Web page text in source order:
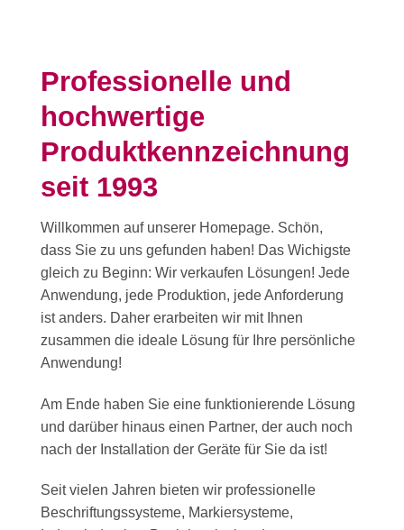
Professionelle und
hochwertige
Produktkennzeichnung
seit 1993
Willkommen auf unserer Homepage. Schön,
dass Sie zu uns gefunden haben! Das Wichigste
gleich zu Beginn: Wir verkaufen Lösungen! Jede
Anwendung, jede Produktion, jede Anforderung
ist anders. Daher erarbeiten wir mit Ihnen
zusammen die ideale Lösung für Ihre persönliche
Anwendung!
Am Ende haben Sie eine funktionierende Lösung
und darüber hinaus einen Partner, der auch noch
nach der Installation der Geräte für Sie da ist!
Seit vielen Jahren bieten wir professionelle
Beschriftungssysteme, Markiersysteme,